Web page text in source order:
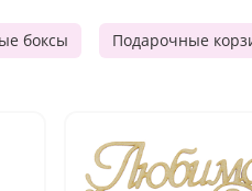
боксы Подарочные